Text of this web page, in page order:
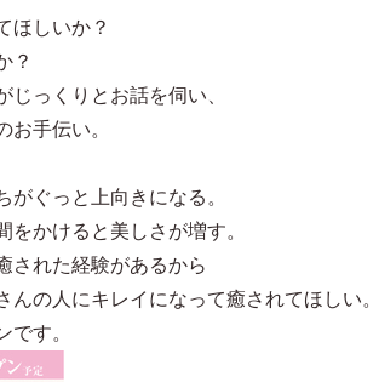
ほしいか？
？
じっくりとお話を伺い、
お手伝い。
がぐっと上向きになる。
かけると美しさが増す。
された経験があるから
んの人にキレイになって癒されてほしい。
です。